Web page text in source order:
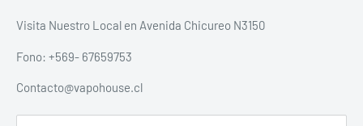
Politica de envios
Política de devolución y reembolso escrita
Todos Los productos
Visita Nuestro Local en Avenida Chicureo N3150
Fono: +569- 67659753
Contacto@vapohouse.cl